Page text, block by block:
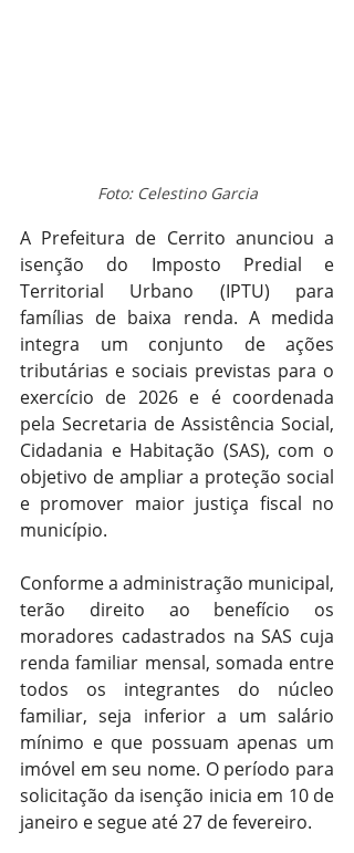
Foto: Celestino Garcia
A Prefeitura de Cerrito anunciou a
isenção do Imposto Predial e
Territorial Urbano (IPTU) para
famílias de baixa renda. A medida
integra um conjunto de ações
tributárias e sociais previstas para o
exercício de 2026 e é coordenada
pela Secretaria de Assistência Social,
Cidadania e Habitação (SAS), com o
objetivo de ampliar a proteção social
e promover maior justiça fiscal no
município.
Conforme a administração municipal,
terão direito ao benefício os
moradores cadastrados na SAS cuja
renda familiar mensal, somada entre
todos os integrantes do núcleo
familiar, seja inferior a um salário
mínimo e que possuam apenas um
imóvel em seu nome. O período para
solicitação da isenção inicia em 10 de
janeiro e segue até 27 de fevereiro.